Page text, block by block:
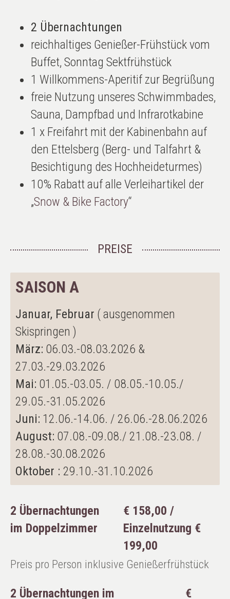
2 Übernachtungen
reichhaltiges Genießer-Frühstück vom
Buffet, Sonntag Sektfrühstück
1 Willkommens-Aperitif zur Begrüßung
freie Nutzung unseres Schwimmbades,
Sauna, Dampfbad und Infrarotkabine
1 x Freifahrt mit der Kabinenbahn auf
den Ettelsberg (Berg- und Talfahrt &
Besichtigung des Hochheideturmes)
10% Rabatt auf alle Verleihartikel der
„Snow & Bike Factory“
PREISE
SAISON A
Januar, Februar ( ausgenommen
Skispringen )
März: 06.03.-08.03.2026 &
27.03.-29.03.2026
Mai: 01.05.-03.05. / 08.05.-10.05./
29.05.-31.05.2026
Juni: 12.06.-14.06. / 26.06.-28.06.2026
August: 07.08.-09.08./ 21.08.-23.08. /
28.08.-30.08.2026
Oktober : 29.10.-31.10.2026
2 Übernachtungen
im Doppelzimmer
€ 158,00 /
Einzelnutzung €
199,00
Preis pro Person inklusive Genießerfrühstück
2 Übernachtungen im €